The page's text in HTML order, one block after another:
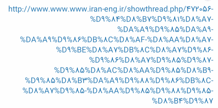
http://www.www.www.iran-eng.ir/showthread.php/472056-
%D9%84%D8%B7%D9%81%D8%A7-
%DA%A9%D9%85%DA%A9-
%DA%A9%D9%86%DB%8C%D8%AF-%D8%AA%D8%A7-
%D9%BE%D8%A7%DB%8C%D8%A7%D9%86-
%D9%86%D8%A7%D9%85%D9%87-
%D9%85%D8%AC%D8%AA%D9%85%D8%B9-
%D9%85%D8%B3%DA%A9%D9%88%D9%86%DB%8C-
%D8%A7%D9%85-%D8%AA%D9%85%D9%88%D9%85-
%D8%B4%D9%87